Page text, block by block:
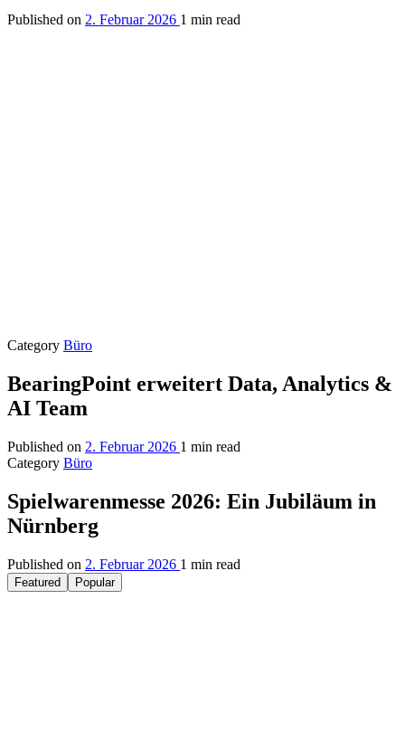
Published on 2. Februar 2026 1 min read
Category Büro
BearingPoint erweitert Data, Analytics &
AI Team
Published on 2. Februar 2026 1 min read
Category Büro
Spielwarenmesse 2026: Ein Jubiläum in
Nürnberg
Published on 2. Februar 2026 1 min read
Featured Popular